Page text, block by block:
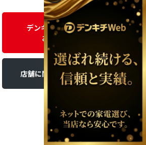
デンキチWEBに関する
お問い合わせ
店舗に関するお問い合わせ